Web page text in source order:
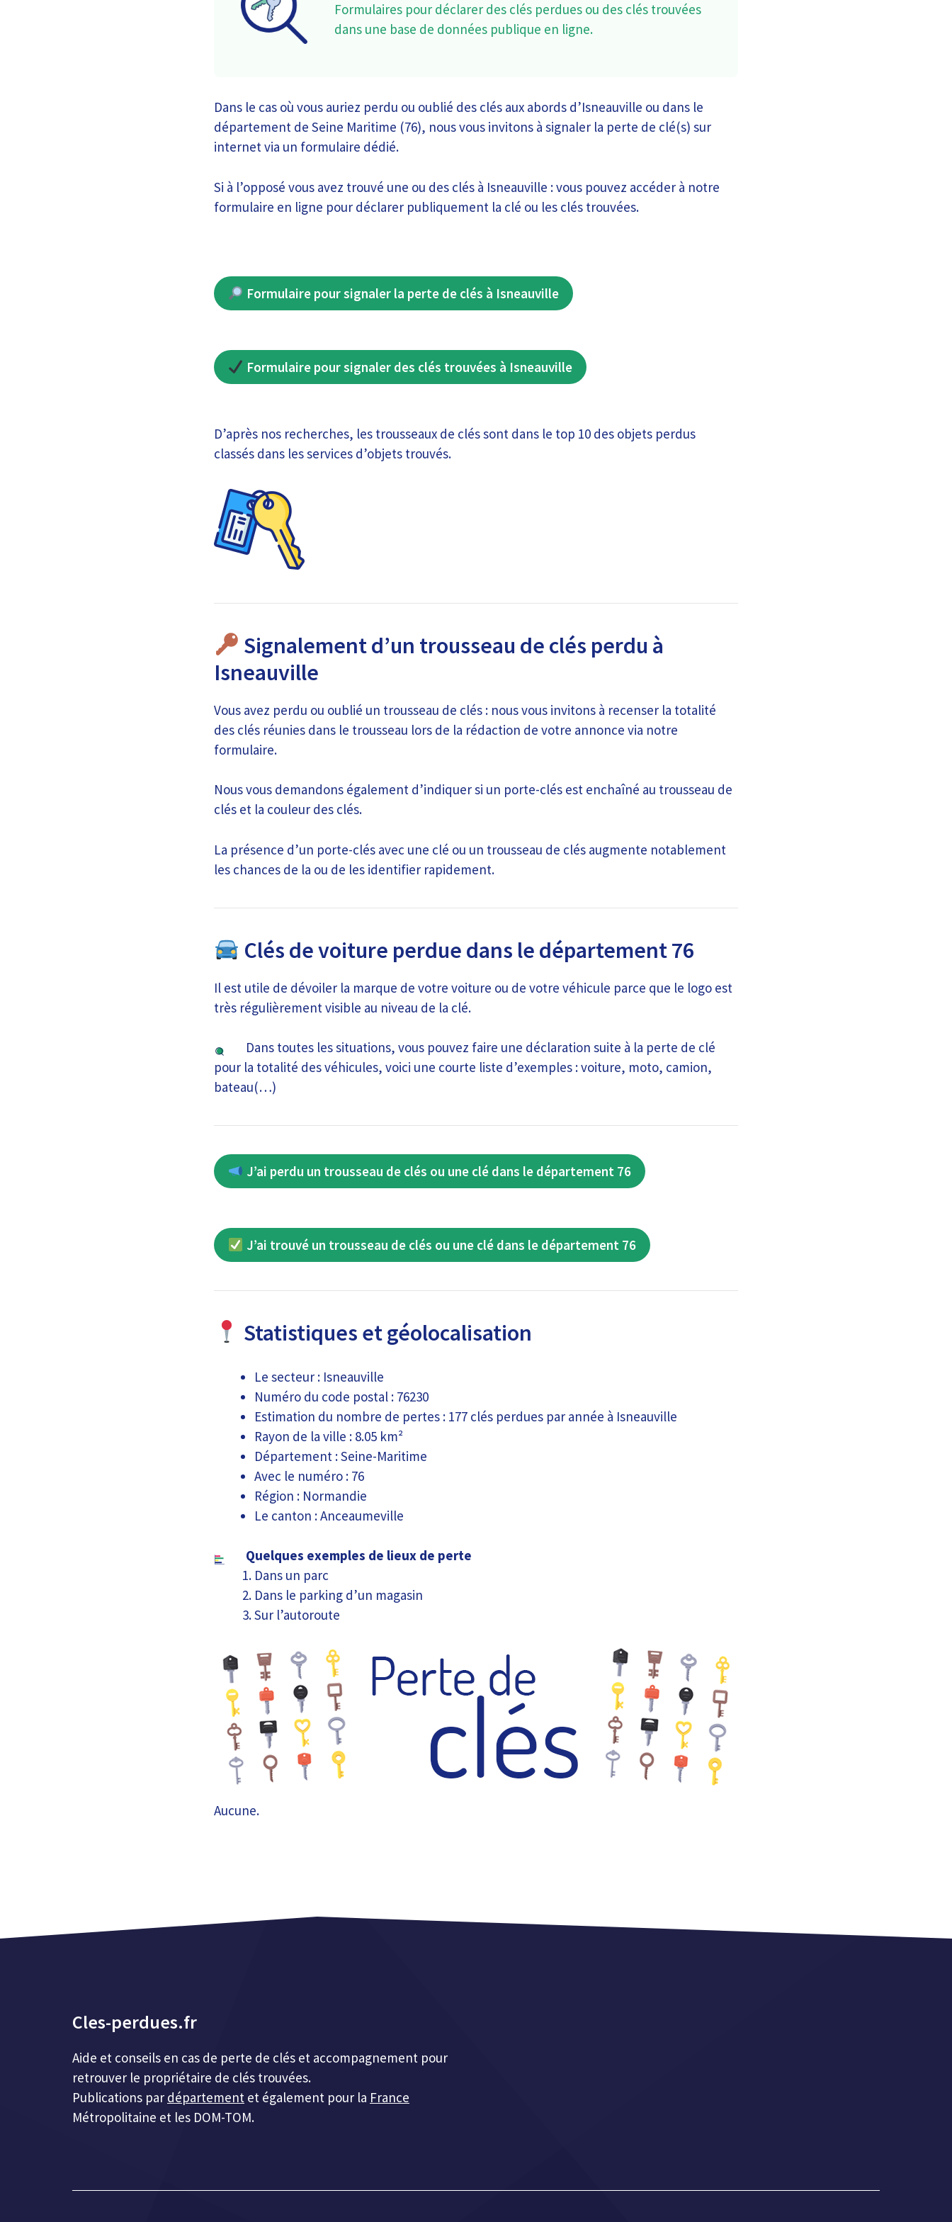
Formulaires pour déclarer des clés perdues ou des clés trouvées
dans une base de données publique en ligne.
Dans le cas où vous auriez perdu ou oublié des clés aux abords d’Isneauville ou dans le
département de Seine Maritime (76), nous vous invitons à signaler la perte de clé(s) sur
internet via un formulaire dédié.
Si à l’opposé vous avez trouvé une ou des clés à Isneauville : vous pouvez accéder à notre
formulaire en ligne pour déclarer publiquement la clé ou les clés trouvées.
Formulaire pour signaler la perte de clés à Isneauville
Formulaire pour signaler des clés trouvées à Isneauville
D’après nos recherches, les trousseaux de clés sont dans le top 10 des objets perdus
classés dans les services d’objets trouvés.
Signalement d’un trousseau de clés perdu à
Isneauville
Vous avez perdu ou oublié un trousseau de clés : nous vous invitons à recenser la totalité
des clés réunies dans le trousseau lors de la rédaction de votre annonce via notre
formulaire.
Nous vous demandons également d’indiquer si un porte-clés est enchaîné au trousseau de
clés et la couleur des clés.
La présence d’un porte-clés avec une clé ou un trousseau de clés augmente notablement
les chances de la ou de les identifier rapidement.
Clés de voiture perdue dans le département 76
Il est utile de dévoiler la marque de votre voiture ou de votre véhicule parce que le logo est
très régulièrement visible au niveau de la clé.
Dans toutes les situations, vous pouvez faire une déclaration suite à la perte de clé
pour la totalité des véhicules, voici une courte liste d’exemples : voiture, moto, camion,
bateau(…)
J’ai perdu un trousseau de clés ou une clé dans le département 76
J’ai trouvé un trousseau de clés ou une clé dans le département 76
Statistiques et géolocalisation
Le secteur : Isneauville
Numéro du code postal : 76230
Estimation du nombre de pertes : 177 clés perdues par année à Isneauville
Rayon de la ville : 8.05 km²
Département : Seine-Maritime
Avec le numéro : 76
Région : Normandie
Le canton : Anceaumeville
Quelques exemples de lieux de perte
Dans un parc
Dans le parking d’un magasin
Sur l’autoroute
Aucune.
Cles-perdues.fr
Aide et conseils en cas de perte de clés et accompagnement pour
retrouver le propriétaire de clés trouvées.
Publications par département et également pour la France
Métropolitaine et les DOM-TOM.